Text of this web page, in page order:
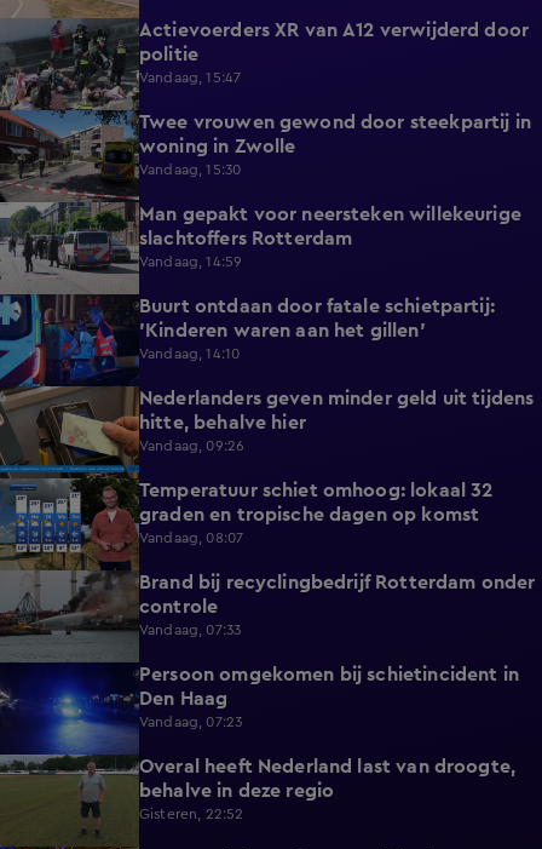
0:39
Actievoerders XR van A12 verwijderd door
politie
Vandaag, 15:47
0:45
Twee vrouwen gewond door steekpartij in
woning in Zwolle
Vandaag, 15:30
0:27
Man gepakt voor neersteken willekeurige
slachtoffers Rotterdam
Vandaag, 14:59
0:59
Buurt ontdaan door fatale schietpartij:
'Kinderen waren aan het gillen'
Vandaag, 14:10
0:58
Nederlanders geven minder geld uit tijdens
hitte, behalve hier
Vandaag, 09:26
1:03
Temperatuur schiet omhoog: lokaal 32
graden en tropische dagen op komst
Vandaag, 08:07
0:36
Brand bij recyclingbedrijf Rotterdam onder
controle
Vandaag, 07:33
Persoon omgekomen bij schietincident in
Den Haag
Vandaag, 07:23
1:54
Overal heeft Nederland last van droogte,
behalve in deze regio
Gisteren, 22:52